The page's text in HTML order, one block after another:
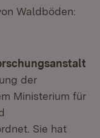
Waldböden:
der
Ministerium für
Sie hat